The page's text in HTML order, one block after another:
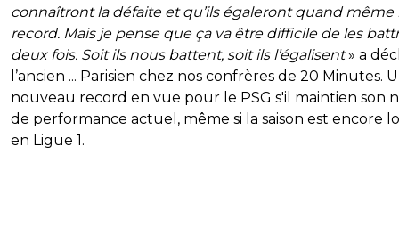
connaîtront la défaite et qu’ils égaleront quand même
record. Mais je pense que ça va être difficile de les
deux fois. Soit ils nous battent, soit ils l’égalisent» a
l’ancien ... Parisien chez nos confrères de 20 Minutes.
nouveau record en vue pour le PSG s'il maintien son
de performance actuel, même si la saison est encore
en Ligue 1.